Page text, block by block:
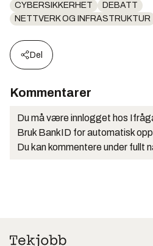
CYBERSIKKERHET
DEBATT
NETTVERK OG INFRASTRUKTUR
Del
Kommentarer
Du må være innlogget hos
Bruk BankID for automatisk
Du kan kommentere under fullt